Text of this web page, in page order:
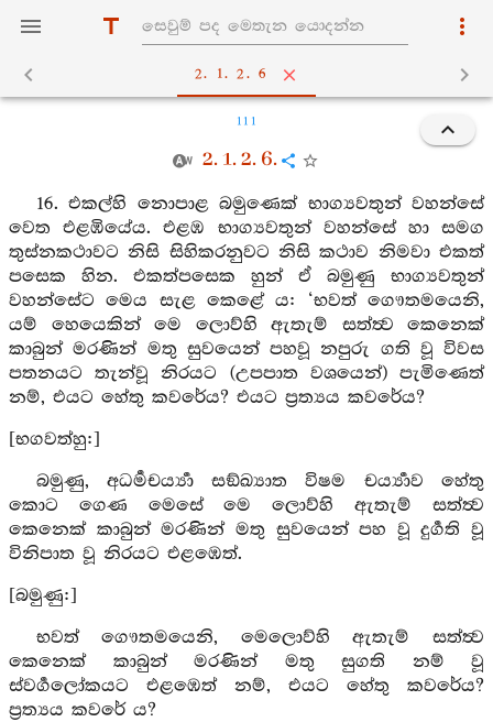
2. 1. 2. 6
111
2. 1. 2. 6.
16. එකල්හි නොපාළ බමුණෙක් භාග්‍යවතුන් වහන්සේ
වෙත එළඹියේය. එළඹ භාග්‍යවතුන් වහන්සේ හා සමග
තුස්නකථාවට නිසි සිහිකරනුවට නිසි කථාව නිමවා එකත්
පසෙක හින. එකත්පසෙක හුන් ඒ බමුණු භාග්‍යවතුන්
වහන්සේට මෙය සැළ කෙළේ ය: ‘භවත් ගෞතමයෙනි,
යම් හෙයෙකින් මෙ ලොව්හි ඇතැම් සත්ත්‍ව කෙනෙක්
කාබුන් මරණින් මතු සුවයෙන් පහවූ නපුරු ගති වූ විවස
පතනයට තැන්වූ නිරයට (උපපාත වශයෙන්) පැමිණෙත්
නම්, එයට හේතු කවරේය? එයට ප්‍රත්‍යය කවරේය?
[භගවත්හු:]
බමුණු, අධර්‍මචර්‍ය්‍යා සඞ්ඛ්‍යාත විෂම චර්‍ය්‍යාව හේතු
කොට ගෙණ මෙසේ මෙ ලොව්හි ඇතැම් සත්ත්‍ව
කෙනෙක් කාබුන් මරණින් මතු සුවයෙන් පහ වූ දුර්‍ගති වූ
විනිපාත වූ නිරයට එළඹෙත්.
[බමුණු:]
භවත් ගෞතමයෙනි, මෙලොව්හි ඇතැම් සත්ත්‍ව
කෙනෙක් කාබුන් මරණින් මතු සුගති නම් වූ
ස්වර්‍ගලෝකයට එළඹෙත් නම්, එයට හේතු කවරේය?
ප්‍රත්‍යය කවරේ ය?